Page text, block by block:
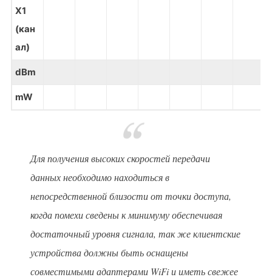
X1
(кан
ал)
dBm
mW
Для получения высоких скоростей передачи
данных необходимо находиться в
непосредственной близости от точки доступа,
когда помехи сведены к минимуму обеспечивая
достаточный уровня сигнала, так же клиентские
устройства должны быть оснащены
совместимыми адаптерами WiFi и иметь свежее